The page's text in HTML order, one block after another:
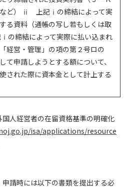
など） ⅱ 上記ⅰの締結によって実
る資料（通帳の写し若もしくは取
締結によって実際に払い込まれ
経営・管理」の項の第２号ロの
て申請しようとする額について、
された際に資本金として計上する
人経営者の在留資格基準の明確化
isa/applications/resource
申請時には以下の書類を提出する必